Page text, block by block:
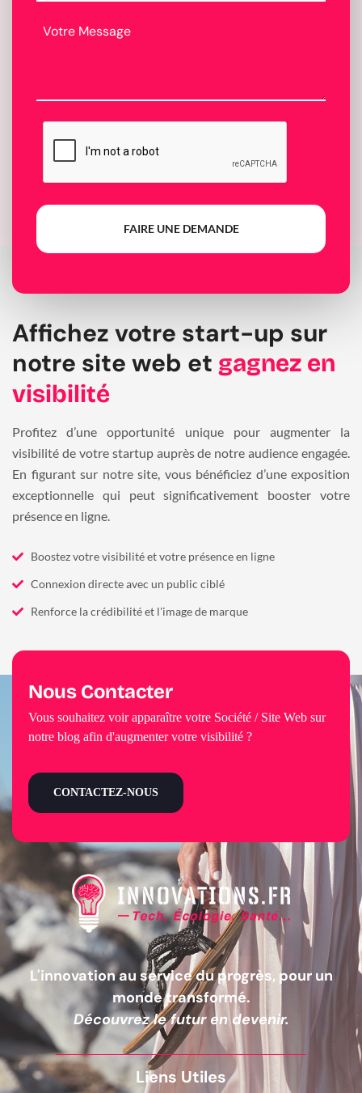
FAIRE UNE DEMANDE
Affichez votre start-up sur
notre site web et gagnez en
visibilité
Profitez d’une opportunité unique pour augmenter la
visibilité de votre startup auprès de notre audience engagée.
En figurant sur notre site, vous bénéficiez d’une exposition
exceptionnelle qui peut significativement booster votre
présence en ligne.
Boostez votre visibilité et votre présence en ligne
Connexion directe avec un public ciblé
Renforce la crédibilité et l'image de marque
L'innovation au service du progrès, pour un
monde transformé.
Découvrez le futur en devenir.
Liens Utiles
Nous Contacter
Vous souhaitez voir apparaître votre Société / Site Web sur
notre blog afin d'augmenter votre visibilité ?
CONTACTEZ-NOUS